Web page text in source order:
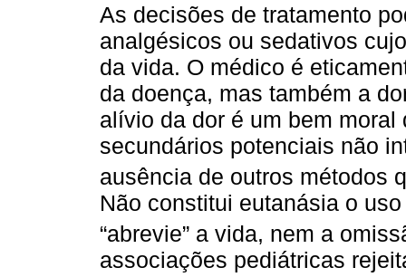
As decisões de tratamento
analgésicos ou sedativos
da vida. O médico é
da doença, mas também a
alívio da dor é um bem
secundários potenciais não
ausência de outros métodos
Não constitui eutanásia o
“abrevie” a vida, nem a
associações pediátricas